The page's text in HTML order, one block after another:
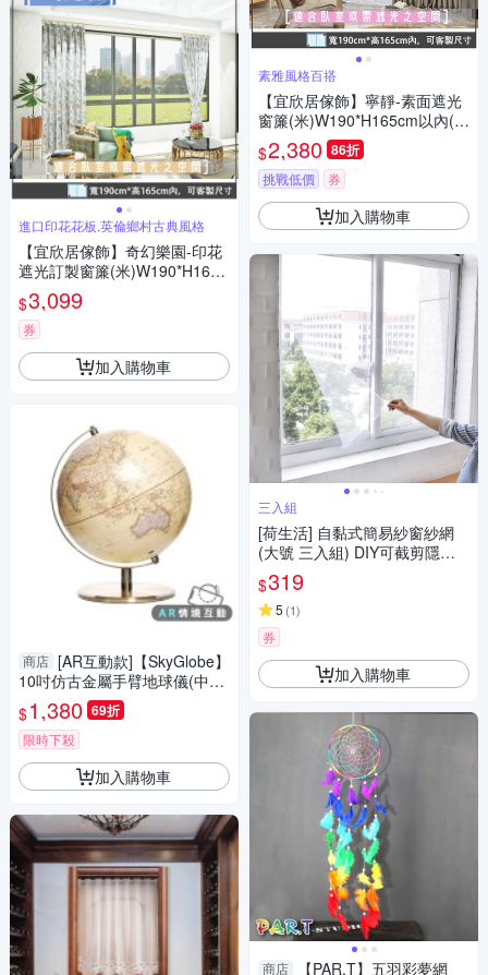
進口印花花板,英倫鄉村古典風格
【宜欣居傢飾】奇幻樂園-印花
遮光訂製窗簾(米)W190*H165c
m以內(可指定尺寸)*2片/台灣製
$3,099
券
加入購物車
商店 [AR互動款]【SkyGlobe】
10吋仿古金屬手臂地球儀(中英
文版)
$1,380 69折
限時下殺
加入購物車
素雅風格百搭
【宜欣居傢飾】寧靜-素面遮光
窗簾(米)W190*H165cm以內(可
指定尺寸)*2片/遮光/摺景/半腰/
窗簾/台灣製MIT
$2,380 86折
挑戰低價 券
加入購物車
三入組
[荷生活] 自黏式簡易紗窗紗網
(大號 三入組) DIY可截剪隱形
紗窗 附魔術貼
$319
5 (1)
券
加入購物車
商店
【PAR.T】五羽彩夢網